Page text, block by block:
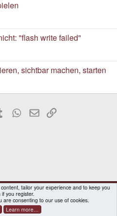
"flash write failed"
sichtbar machen, starten
Tumblr WhatsApp
EmailLink
policy Help Home
tailor your experience and to keep you
if you register.
are consenting to our use of cookies.
Learn more…